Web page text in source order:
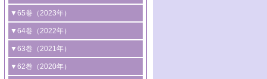
触媒開発
3号 有機分子変換やCO 資源化のための
光触媒に関する最近の研究
B号 第137回触媒討論会（2026年）
ーンケミカル製造
2号 水素製造のための水分解技術に関す
る最近の研究
3号 オレフィン系樹脂の精密合成に関す
る最新技術
1号 低次元ナノ構造を有する触媒材料
2号 規制反応場を活用した固体触媒研究
の新展開
3号 未踏分子変換を目指した酸化触媒プ
ロセスの最前線
▼65巻（2023年）
1号 炭素が関わる触媒機能
2号 プラスチックケミカルリサイクルの
ための触媒技術
3号 非酸化物系金属化合物を基盤とした
▼64巻（2022年）
1号 合成ガス製造とCOを用いるケミカル
ズ合成の最新動向
▼63巻（2021年）
1号 金触媒の新展開
▼62巻（2020年）